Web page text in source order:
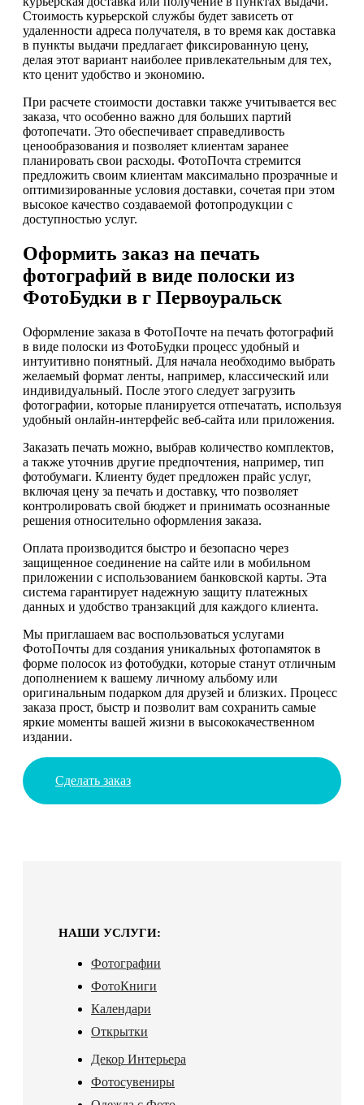
Стоимость курьерской службы будет зависеть от
удаленности адреса получателя, в то время как доставка
в пункты выдачи предлагает фиксированную цену,
делая этот вариант наиболее привлекательным для тех,
кто ценит удобство и экономию.
При расчете стоимости доставки также учитывается вес
заказа, что особенно важно для больших партий
фотопечати. Это обеспечивает справедливость
ценообразования и позволяет клиентам заранее
планировать свои расходы. ФотоПочта стремится
предложить своим клиентам максимально прозрачные и
оптимизированные условия доставки, сочетая при этом
высокое качество создаваемой фотопродукции с
доступностью услуг.
Оформить заказ на печать
фотографий в виде полоски из
ФотоБудки в г Первоуральск
Оформление заказа в ФотоПочте на печать фотографий
в виде полоски из ФотоБудки процесс удобный и
интуитивно понятный. Для начала необходимо выбрать
желаемый формат ленты, например, классический или
индивидуальный. После этого следует загрузить
фотографии, которые планируется отпечатать, используя
удобный онлайн-интерфейс веб-сайта или приложения.
Заказать печать можно, выбрав количество комплектов,
а также уточнив другие предпочтения, например, тип
фотобумаги. Клиенту будет предложен прайс услуг,
включая цену за печать и доставку, что позволяет
контролировать свой бюджет и принимать осознанные
решения относительно оформления заказа.
Оплата производится быстро и безопасно через
защищенное соединение на сайте или в мобильном
приложении с использованием банковской карты. Эта
система гарантирует надежную защиту платежных
данных и удобство транзакций для каждого клиента.
Мы приглашаем вас воспользоваться услугами
ФотоПочты для создания уникальных фотопамяток в
форме полосок из фотобудки, которые станут отличным
дополнением к вашему личному альбому или
оригинальным подарком для друзей и близких. Процесс
заказа прост, быстр и позволит вам сохранить самые
яркие моменты вашей жизни в высококачественном
издании.
Сделать заказ
НАШИ УСЛУГИ:
Фотографии
ФотоКниги
Календари
Открытки
Декор Интерьера
Фотосувениры